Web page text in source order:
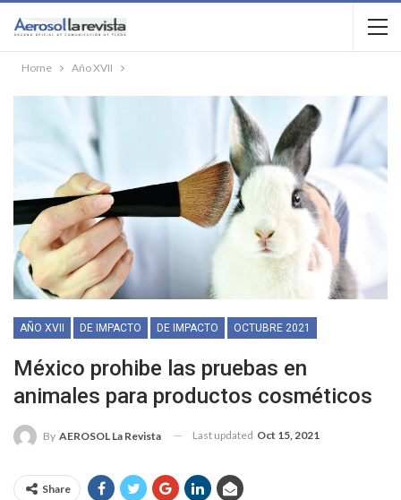
Home Año XVII
AÑO XVII DE IMPACTO DE IMPACTO OCTUBRE 2021
México prohibe las pruebas en
animales para productos cosméticos
By AEROSOL La Revista Last updated Oct 15, 2021
Share